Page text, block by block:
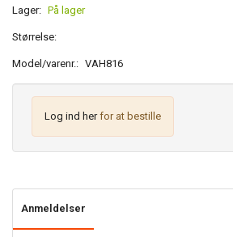
Lager: På lager
Størrelse:
Model/varenr.: VAH816
Log ind herfor at bestille
Anmeldelser